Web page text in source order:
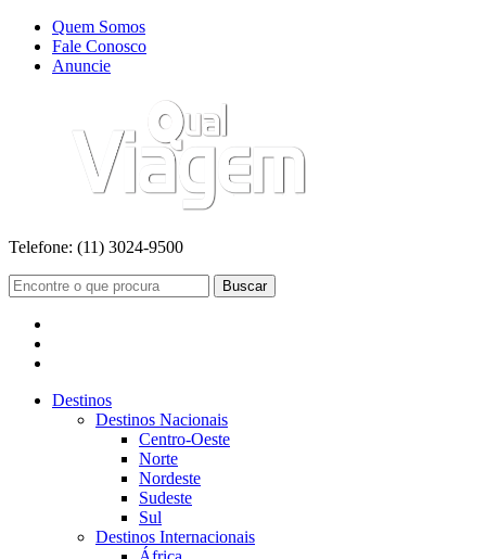
Quem Somos
Fale Conosco
Anuncie
Telefone: (11) 3024-9500
Buscar
Destinos
Destinos Nacionais
Centro-Oeste
Norte
Nordeste
Sudeste
Sul
Destinos Internacionais